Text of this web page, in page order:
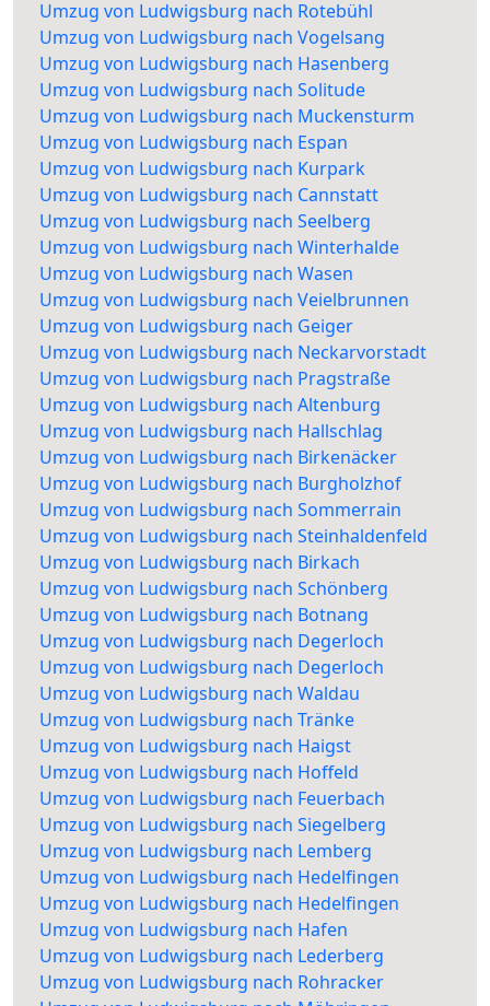
Umzug von Ludwigsburg nach Rotebühl
Umzug von Ludwigsburg nach Vogelsang
Umzug von Ludwigsburg nach Hasenberg
Umzug von Ludwigsburg nach Solitude
Umzug von Ludwigsburg nach Muckensturm
Umzug von Ludwigsburg nach Espan
Umzug von Ludwigsburg nach Kurpark
Umzug von Ludwigsburg nach Cannstatt
Umzug von Ludwigsburg nach Seelberg
Umzug von Ludwigsburg nach Winterhalde
Umzug von Ludwigsburg nach Wasen
Umzug von Ludwigsburg nach Veielbrunnen
Umzug von Ludwigsburg nach Geiger
Umzug von Ludwigsburg nach Neckarvorstadt
Umzug von Ludwigsburg nach Pragstraße
Umzug von Ludwigsburg nach Altenburg
Umzug von Ludwigsburg nach Hallschlag
Umzug von Ludwigsburg nach Birkenäcker
Umzug von Ludwigsburg nach Burgholzhof
Umzug von Ludwigsburg nach Sommerrain
Umzug von Ludwigsburg nach Steinhaldenfeld
Umzug von Ludwigsburg nach Birkach
Umzug von Ludwigsburg nach Schönberg
Umzug von Ludwigsburg nach Botnang
Umzug von Ludwigsburg nach Degerloch
Umzug von Ludwigsburg nach Degerloch
Umzug von Ludwigsburg nach Waldau
Umzug von Ludwigsburg nach Tränke
Umzug von Ludwigsburg nach Haigst
Umzug von Ludwigsburg nach Hoffeld
Umzug von Ludwigsburg nach Feuerbach
Umzug von Ludwigsburg nach Siegelberg
Umzug von Ludwigsburg nach Lemberg
Umzug von Ludwigsburg nach Hedelfingen
Umzug von Ludwigsburg nach Hedelfingen
Umzug von Ludwigsburg nach Hafen
Umzug von Ludwigsburg nach Lederberg
Umzug von Ludwigsburg nach Rohracker